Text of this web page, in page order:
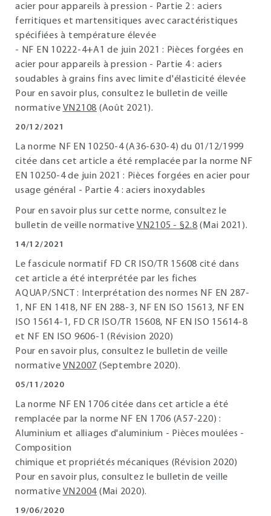
acier pour appareils à pression - Partie 2 : aciers
ferritiques et martensitiques avec caractéristiques
spécifiées à température élevée
- NF EN 10222-4+A1 de juin 2021 : Pièces forgées en
acier pour appareils à pression - Partie 4 : aciers
soudables à grains fins avec limite d'élasticité élevée
Pour en savoir plus, consultez le bulletin de veille
normative VN2108 (Août 2021).
20/12/2021
La norme NF EN 10250-4 (A36-630-4) du 01/12/1999
citée dans cet article a été remplacée par la norme NF
EN 10250-4 de juin 2021 : Pièces forgées en acier pour
usage général - Partie 4 : aciers inoxydables
Pour en savoir plus sur cette norme, consultez le
bulletin de veille normative VN2105 - §2.8 (Mai 2021).
14/12/2021
Le fascicule normatif FD CR ISO/TR 15608 cité dans
cet article a été interprétée par les fiches
AQUAP/SNCT : Interprétation des normes NF EN 287-
1, NF EN 1418, NF EN 288-3, NF EN ISO 15613, NF EN
ISO 15614-1, FD CR ISO/TR 15608, NF EN ISO 15614-8
et NF EN ISO 9606-1 (Révision 2020)
Pour en savoir plus, consultez le bulletin de veille
normative VN2007 (Septembre 2020).
05/11/2020
La norme NF EN 1706 citée dans cet article a été
remplacée par la norme NF EN 1706 (A57-220) :
Aluminium et alliages d'aluminium - Pièces moulées -
Composition
chimique et propriétés mécaniques (Révision 2020)
Pour en savoir plus, consultez le bulletin de veille
normative VN2004 (Mai 2020).
19/06/2020